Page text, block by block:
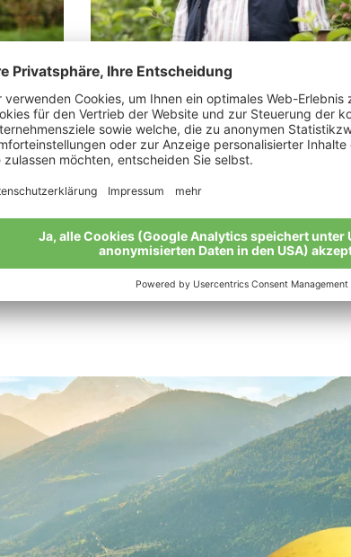
Sonnenburger Josef
“Mein Herz schlägt für die biologische
Landwirtschaft.”
Meine Geschichte
Alle Bio-Bauern im Überblick